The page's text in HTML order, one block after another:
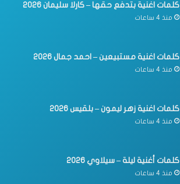
كلمات اغنية بتدفع حقها – كارلا سليمان 2026
منذ 4 ساعات
كلمات اغنية مستبيعين – احمد جمال 2026
منذ 4 ساعات
كلمات اغنية زهر ليمون – بلقيس 2026
منذ 4 ساعات
كلمات أغنية ليلة – سيلاوي 2026
منذ 4 ساعات